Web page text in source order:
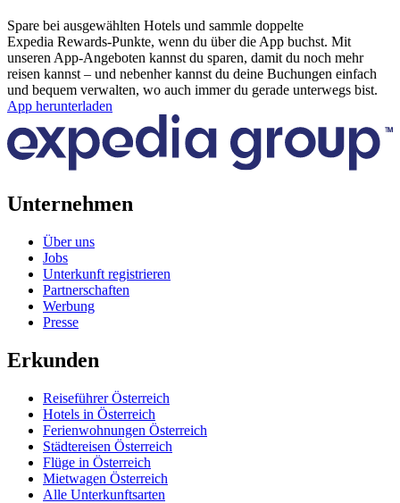
Spare bei ausgewählten Hotels und sammle doppelte
Expedia Rewards-Punkte, wenn du über die App buchst. Mit
unseren App-Angeboten kannst du sparen, damit du noch mehr
reisen kannst – und nebenher kannst du deine Buchungen einfach
und bequem verwalten, wo auch immer du gerade unterwegs bist.
App herunterladen
Unternehmen
Über uns
Jobs
Unterkunft registrieren
Partnerschaften
Werbung
Presse
Erkunden
Reiseführer Österreich
Hotels in Österreich
Ferienwohnungen Österreich
Städtereisen Österreich
Flüge in Österreich
Mietwagen Österreich
Alle Unterkunftsarten